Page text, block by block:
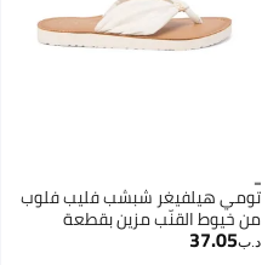
تومي هيلفيغر شبشب فليب فلوب
من خيوط القنّب مزين بقطعة
معدنية تحمل حروف تومي هيلفيغر
د.ب‏37.05